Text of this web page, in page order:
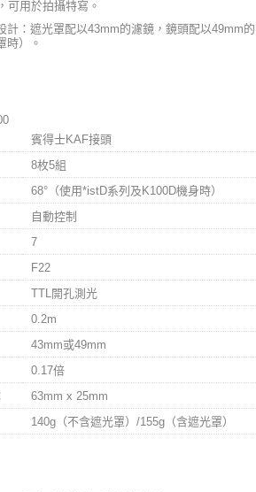
可用於拍攝特寫。
計：遮光罩配以43mm的濾鏡，鏡頭配以49mm的
時）。
賓得士KAF接頭
8枚5組
68°（使用*istD系列及K100D機身時）
自動控制
7
F22
TTL開孔測光
0.2m
43mm或49mm
0.17倍
63mm x 25mm
140g（不含遮光罩）/155g（含遮光罩）